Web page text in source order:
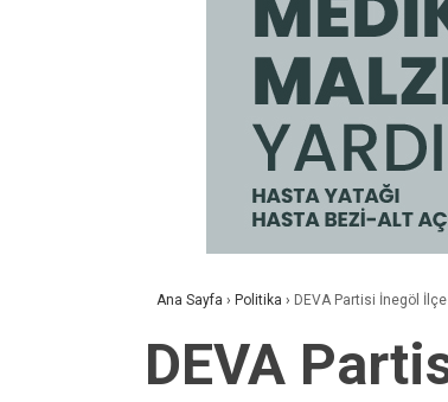
Ana Sayfa › Politika › DEVA Partisi İnegöl İlçe
DEVA